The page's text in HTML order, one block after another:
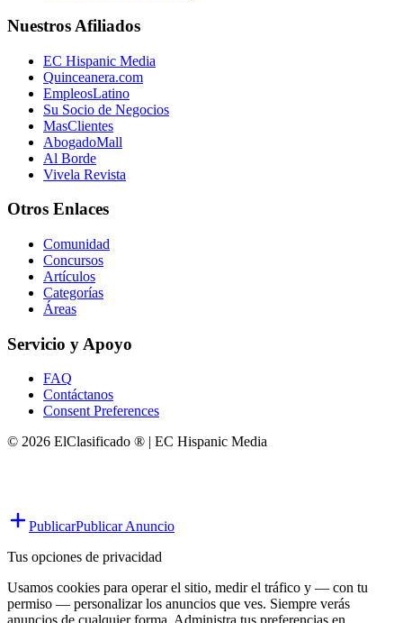
Nuestros Afiliados
EC Hispanic Media
Quinceanera.com
EmpleosLatino
Su Socio de Negocios
MasClientes
AbogadoMall
Al Borde
Vivela Revista
Otros Enlaces
Comunidad
Concursos
Artículos
Categorías
Áreas
Servicio y Apoyo
FAQ
Contáctanos
Consent Preferences
© 2026 ElClasificado ® | EC Hispanic Media
PublicarPublicar Anuncio
Tus opciones de privacidad
Usamos cookies para operar el sitio, medir el tráfico y — con tu
permiso — personalizar los anuncios que ves. Siempre verás